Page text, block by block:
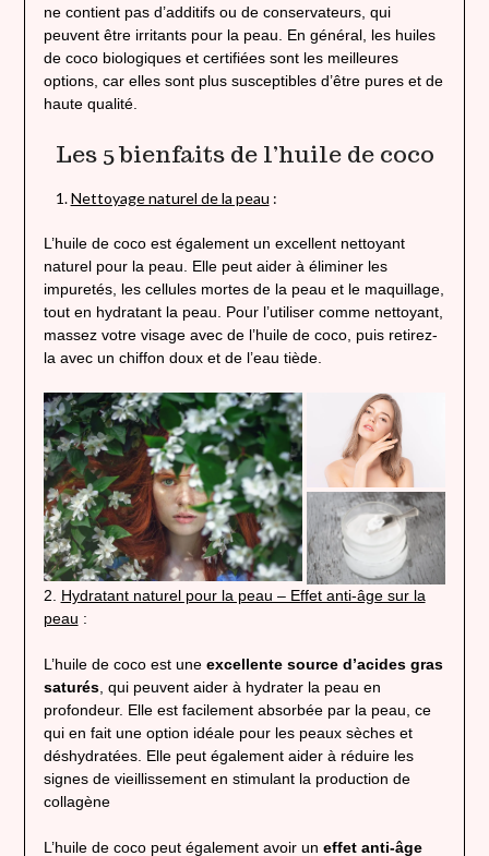
ne contient pas d’additifs ou de conservateurs, qui
peuvent être irritants pour la peau. En général, les huiles
de coco biologiques et certifiées sont les meilleures
options, car elles sont plus susceptibles d’être pures et de
haute qualité.
Les 5 bienfaits de l’huile de coco
Nettoyage naturel de la peau :
L’huile de coco est également un excellent nettoyant
naturel pour la peau. Elle peut aider à éliminer les
impuretés, les cellules mortes de la peau et le maquillage,
tout en hydratant la peau. Pour l’utiliser comme nettoyant,
massez votre visage avec de l’huile de coco, puis retirez-
la avec un chiffon doux et de l’eau tiède.
2. Hydratant naturel pour la peau – Effet anti-âge sur la
peau :
L’huile de coco est une excellente source d’acides gras
saturés, qui peuvent aider à hydrater la peau en
profondeur. Elle est facilement absorbée par la peau, ce
qui en fait une option idéale pour les peaux sèches et
déshydratées. Elle peut également aider à réduire les
signes de vieillissement en stimulant la production de
collagène
L’huile de coco peut également avoir un effet anti-âge